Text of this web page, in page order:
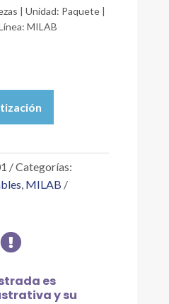
| Unidad: Paquete |
MILAB
Categorías:
, MILAB

es
y su